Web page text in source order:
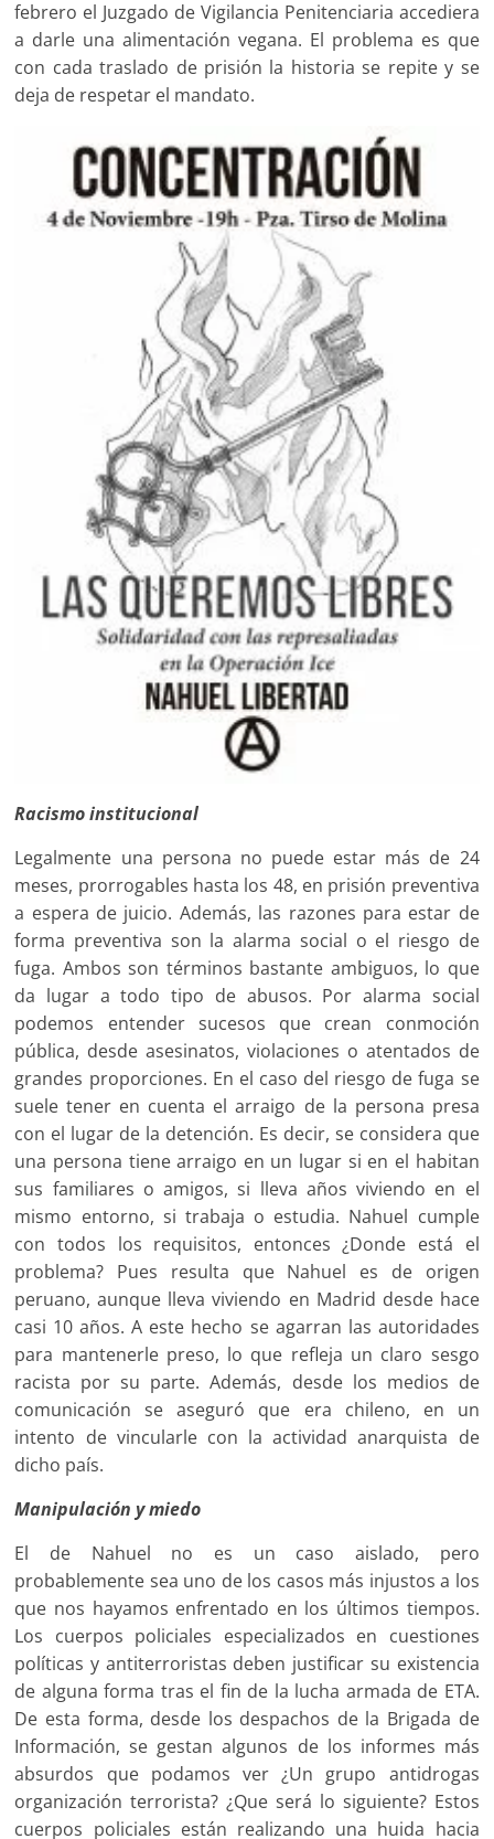
febrero el Juzgado de Vigilancia Penitenciaria accediera
a darle una alimentación vegana. El problema es que
con cada traslado de prisión la historia se repite y se
deja de respetar el mandato.
Racismo institucional
Legalmente una persona no puede estar más de 24
meses, prorrogables hasta los 48, en prisión preventiva
a espera de juicio. Además, las razones para estar de
forma preventiva son la alarma social o el riesgo de
fuga. Ambos son términos bastante ambiguos, lo que
da lugar a todo tipo de abusos. Por alarma social
podemos entender sucesos que crean conmoción
pública, desde asesinatos, violaciones o atentados de
grandes proporciones. En el caso del riesgo de fuga se
suele tener en cuenta el arraigo de la persona presa
con el lugar de la detención. Es decir, se considera que
una persona tiene arraigo en un lugar si en el habitan
sus familiares o amigos, si lleva años viviendo en el
mismo entorno, si trabaja o estudia. Nahuel cumple
con todos los requisitos, entonces ¿Donde está el
problema? Pues resulta que Nahuel es de origen
peruano, aunque lleva viviendo en Madrid desde hace
casi 10 años. A este hecho se agarran las autoridades
para mantenerle preso, lo que refleja un claro sesgo
racista por su parte. Además, desde los medios de
comunicación se aseguró que era chileno, en un
intento de vincularle con la actividad anarquista de
dicho país.
Manipulación y miedo
El de Nahuel no es un caso aislado, pero
probablemente sea uno de los casos más injustos a los
que nos hayamos enfrentado en los últimos tiempos.
Los cuerpos policiales especializados en cuestiones
políticas y antiterroristas deben justificar su existencia
de alguna forma tras el fin de la lucha armada de ETA.
De esta forma, desde los despachos de la Brigada de
Información, se gestan algunos de los informes más
absurdos que podamos ver ¿Un grupo antidrogas
organización terrorista? ¿Que será lo siguiente? Estos
cuerpos policiales están realizando una huida hacia